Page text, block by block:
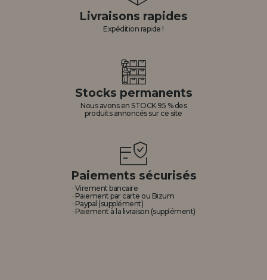
Livraisons rapides
Expédition rapide !
Stocks permanents
Nous avons en STOCK 95 % des
produits annoncés sur ce site
Paiements sécurisés
· Virement bancaire
· Paiement par carte ou Bizum
· Paypal (supplément)
· Paiement à la livraison (supplément)